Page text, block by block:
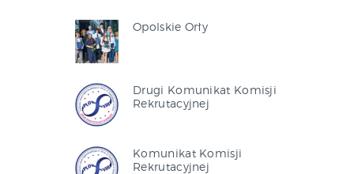
Opolskie Orły
Drugi Komunikat Komisji
Rekrutacyjnej
Komunikat Komisji
Rekrutacyjnej